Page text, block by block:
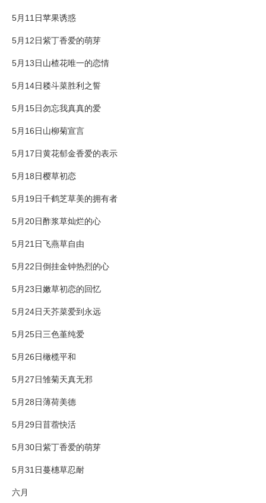
5月11日苹果诱惑
5月12日紫丁香爱的萌芽
5月13日山楂花唯一的恋情
5月14日耧斗菜胜利之誓
5月15日勿忘我真真的爱
5月16日山柳菊宣言
5月17日黄花郁金香爱的表示
5月18日樱草初恋
5月19日千鹤芝草美的拥有者
5月20日酢浆草灿烂的心
5月21日飞燕草自由
5月22日倒挂金钟热烈的心
5月23日嫩草初恋的回忆
5月24日天芥菜爱到永远
5月25日三色堇纯爱
5月26日橄榄平和
5月27日雏菊天真无邪
5月28日薄荷美德
5月29日苜蓿快活
5月30日紫丁香爱的萌芽
5月31日蔓橞草忍耐
六月